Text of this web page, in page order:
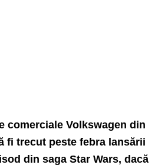
comerciale Volkswagen din
fi trecut peste febra lansării
din saga Star Wars, dacă